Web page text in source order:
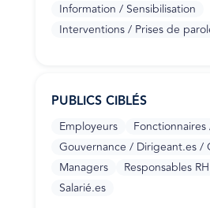
Information / Sensibilisation
Interventions / Prises de
PUBLICS CIBLÉS
Employeurs
Gouvernance / Dirigeant.es /
Managers
Responsables
Salarié.es